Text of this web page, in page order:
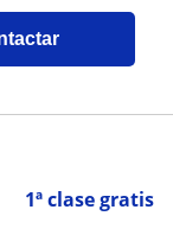
1ª clase gratis